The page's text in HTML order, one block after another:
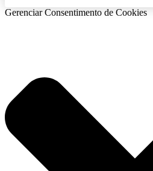
Gerenciar Consentimento de Cookies